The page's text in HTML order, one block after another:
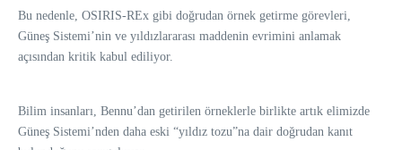
Bu nedenle, OSIRIS-REx gibi doğrudan örnek getirme görevleri,
Güneş Sistemi’nin ve yıldızlararası maddenin evrimini anlamak
açısından kritik kabul ediliyor.
Bilim insanları, Bennu’dan getirilen örneklerle birlikte artık elimizde
Güneş Sistemi’nden daha eski “yıldız tozu”na dair doğrudan kanıt